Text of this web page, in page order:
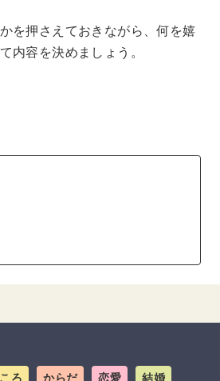
を押さえておきながら、何を嬉
内容を決めましょう。
ろ からだ 恋愛 結婚